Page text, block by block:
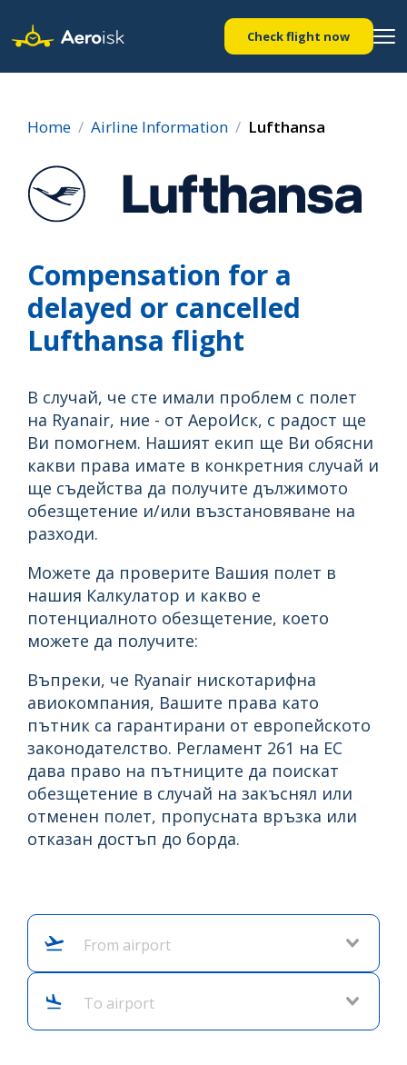
Check flight now
Home Airline Information Lufthansa
Compensation for a
delayed or cancelled
Lufthansa flight
В случай, че сте имали проблем с полет
на Ryanair, ние - от АероИск, с радост ще
Ви помогнем. Нашият екип ще Ви обясни
какви права имате в конкретния случай и
ще съдейства да получите дължимото
обезщетение и/или възстановяване на
разходи.
Можете да проверите Вашия полет в
нашия Калкулатор и какво е
потенциалното обезщетение, което
можете да получите:
Въпреки, че Ryanair нискотарифна
авиокомпания, Вашите права като
пътник са гарантирани от европейското
законодателство. Регламент 261 на ЕС
дава право на пътниците да поискат
обезщетение в случай на закъснял или
отменен полет, пропусната връзка или
отказан достъп до борда.
From airport
To airport